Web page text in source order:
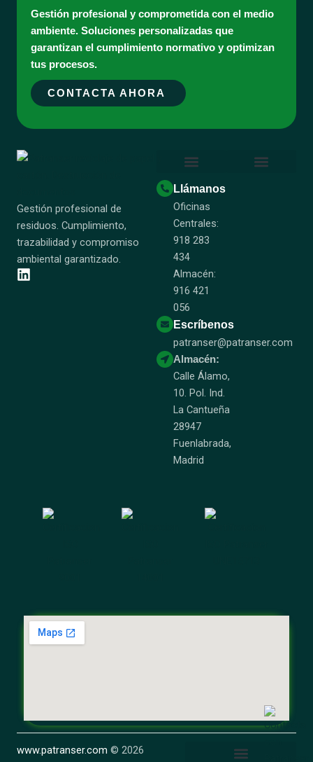
Gestión profesional y comprometida con el medio
ambiente. Soluciones personalizadas que
garantizan el cumplimiento normativo y optimizan
tus procesos.
CONTACTA AHORA
Gestión profesional de
residuos. Cumplimiento,
trazabilidad y compromiso
ambiental garantizado.
Llámanos
Oficinas
Centrales:
918 283
434
Almacén:
916 421
056
Escríbenos
patranser@patranser.com
Almacén:
Calle Álamo,
10. Pol. Ind.
La Cantueña
28947
Fuenlabrada,
Madrid
www.patranser.com © 2026